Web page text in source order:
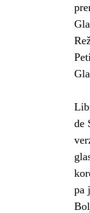
de
pa